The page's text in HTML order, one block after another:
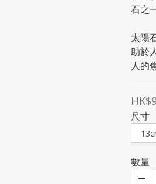
石之
太陽
助於
人的
尺寸
數量